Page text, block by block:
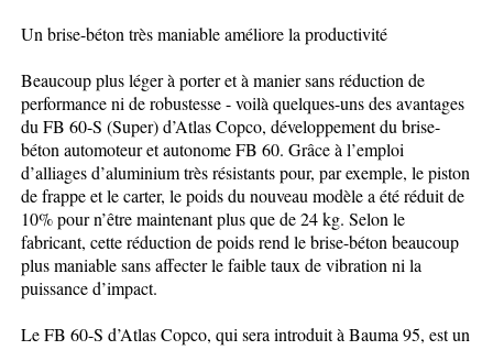
Un brise-béton très maniable améliore la productivité
Beaucoup plus léger à porter et à manier sans réduction de
performance ni de robustesse - voilà quelques-uns des avantages
du FB 60-S (Super) d’Atlas Copco, développement du brise-
béton automoteur et autonome FB 60. Grâce à l’emploi
d’alliages d’aluminium très résistants pour, par exemple, le piston
de frappe et le carter, le poids du nouveau modèle a été réduit de
10% pour n’être maintenant plus que de 24 kg. Selon le
fabricant, cette réduction de poids rend le brise-béton beaucoup
plus maniable sans affecter le faible taux de vibration ni la
puissance d’impact.
Le FB 60-S d’Atlas Copco, qui sera introduit à Bauma 95, est un